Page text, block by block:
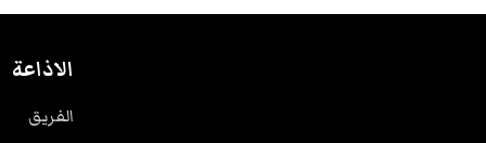
الاذاعة
الفريق